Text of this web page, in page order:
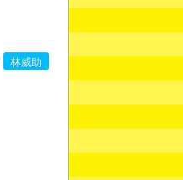
林威助